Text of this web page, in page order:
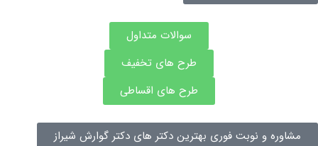
سوالات متداول
طرح های تخفیف
طرح های اقساطی
و نوبت فوری بهترین دکتر های دکتر گوارش شیراز